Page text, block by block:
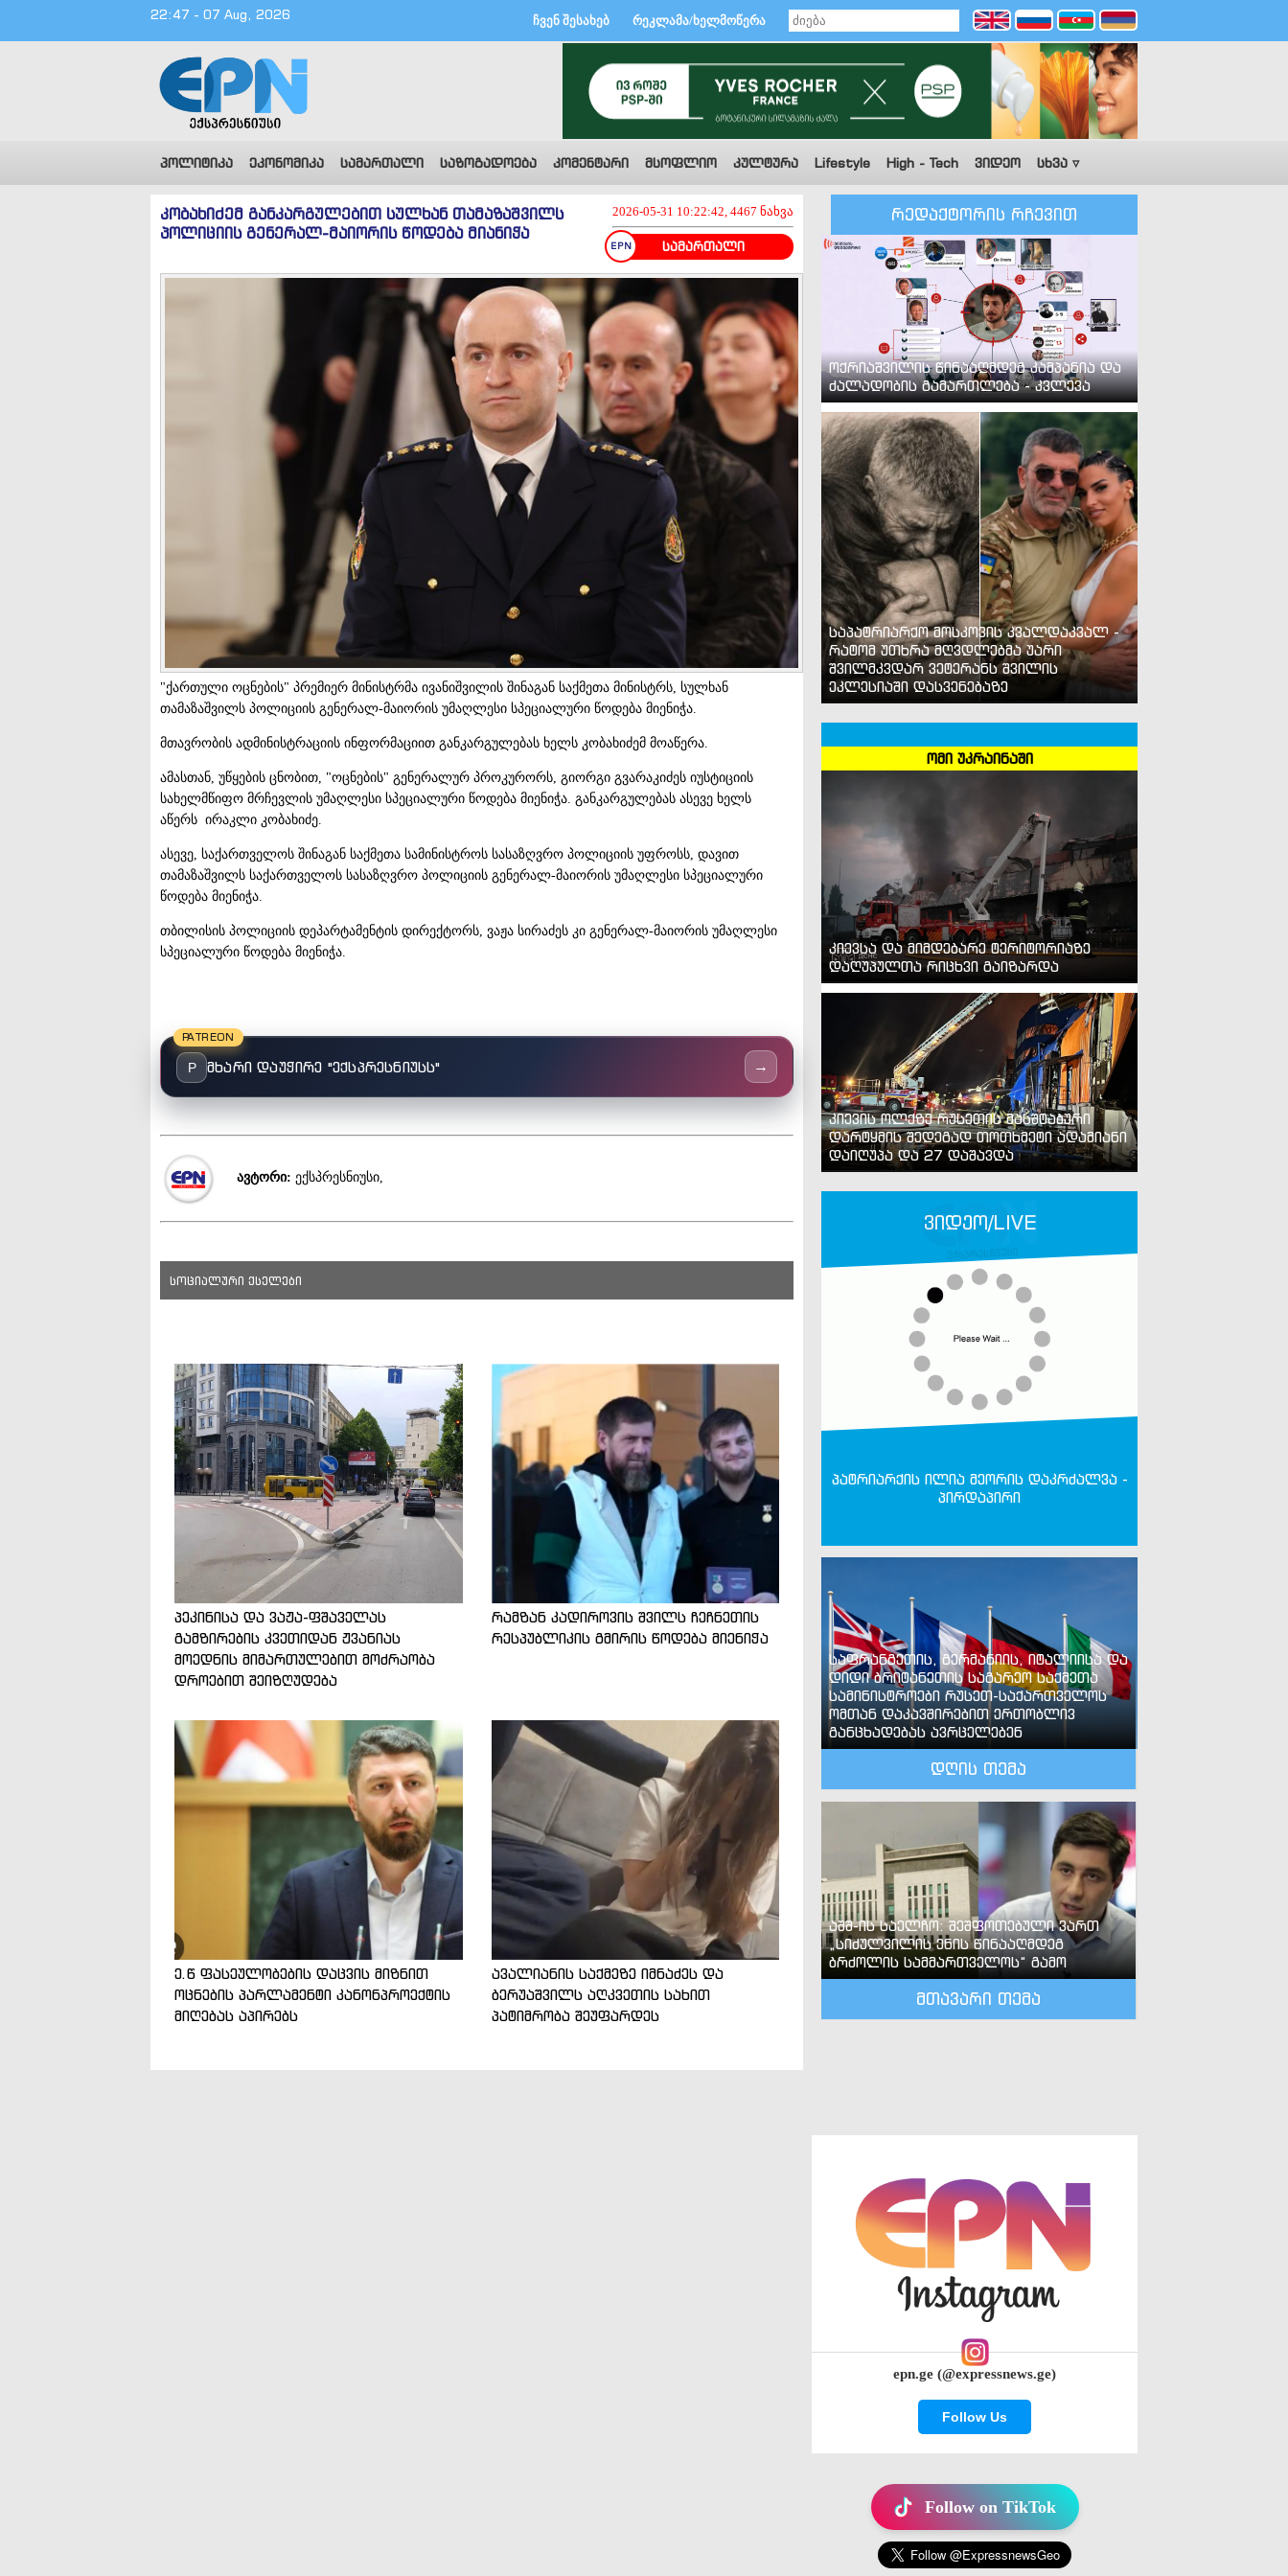
22:47 - 07 Aug, 2026 ჩვენ შესახებ რეკლამა/ხელმოწერა
პოლიტიკა ეკონომიკა სამართალი საზოგადოება კომენტარი მსოფლიო კულტურა Lifestyle High - Tech ვიდეო სხვა ▿
2026-05-31 10:22:42, 4467 ნახვა
სამართალი
კობახიძემ განკარგულებით სულხან თამაზაშვილს
პოლიციის გენერალ-მაიორის წოდება მიანიჭა
"ქართული ოცნების" პრემიერ მინისტრმა ივანიშვილის შინაგან საქმეთა მინისტრს, სულხან
თამაზაშვილს პოლიციის გენერალ-მაიორის უმაღლესი სპეციალური წოდება მიენიჭა.
მთავრობის ადმინისტრაციის ინფორმაციით განკარგულებას ხელს კობახიძემ მოაწერა.
ამასთან, უწყების ცნობით, "ოცნების" გენერალურ პროკურორს, გიორგი გვარაკიძეს იუსტიციის
სახელმწიფო მრჩევლის უმაღლესი სპეციალური წოდება მიენიჭა. განკარგულებას ასევე ხელს
აწერს ირაკლი კობახიძე.
ასევე, საქართველოს შინაგან საქმეთა სამინისტროს სასაზღვრო პოლიციის უფროსს, დავით
თამაზაშვილს საქართველოს სასაზღვრო პოლიციის გენერალ-მაიორის უმაღლესი სპეციალური
წოდება მიენიჭა.
თბილისის პოლიციის დეპარტამენტის დირექტორს, ვაჟა სირაძეს კი გენერალ-მაიორის უმაღლესი
სპეციალური წოდება მიენიჭა.
PATREON
P მხარი დაუჭირე "ექსპრესნიუსს" →
ავტორი: ექსპრესნიუსი,
სოციალური ქსელები
პეკინისა და ვაჟა-ფშაველას
გამზირების კვეთიდან ჟვანიას
მოედნის მიმართულებით მოძრაობა
დროებით შეიზღუდება
რამზან კადიროვის შვილს ჩეჩნეთის
რესპუბლიკის გმირის წოდება მიენიჭა
ე.წ ფასეულობების დაცვის მიზნით
ოცნების პარლამენტი კანონპროექტის
მიღებას აპირებს
ავალიანის საქმეზე იმნაძეს და
ბერუაშვილს აღკვეთის სახით
პატიმრობა შეუფარდეს
რედაქტორის რჩევით
ოქრიაშვილის წინააღმდეგ კამპანია და
ძალადობის გამართლება - კვლევა
საპატრიარქო მოსკოვის კვალდაკვალ -
რატომ უთხრა მღვდლებმა უარი
შვილმკვდარ ვეტერანს შვილის
ეკლესიაში დასვენებაზე
ომი უკრაინაში
კიევსა და მიმდებარე ტერიტორიაზე
დაღუპულთა რიცხვი გაიზარდა
კიევის ოლქზე რუსეთის მასშტაბური
დარტყმის შედეგად თოთხმეტი ადამიანი
დაიღუპა და 27 დაშავდა
ვიდეო/LIVE
პატრიარქის ილია მეორის დაკრძალვა -
პირდაპირი
საფრანგეთის, გერმანიის, იტალიისა და
დიდი ბრიტანეთის საგარეო საქმეთა
სამინისტროები რუსეთ-საქართველოს
ომთან დაკავშირებით ერთობლივ
განცხადებას ავრცელებენ
დღის თემა
აშშ-ის საელჩო: შეშფოთებული ვართ
„სიძულვილის ენის წინააღმდეგ
ბრძოლის სამმართველოს“ გამო
მთავარი თემა
epn.ge (@expressnews.ge)
Follow Us
Follow on TikTok